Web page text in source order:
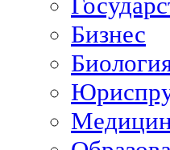
Бизнес